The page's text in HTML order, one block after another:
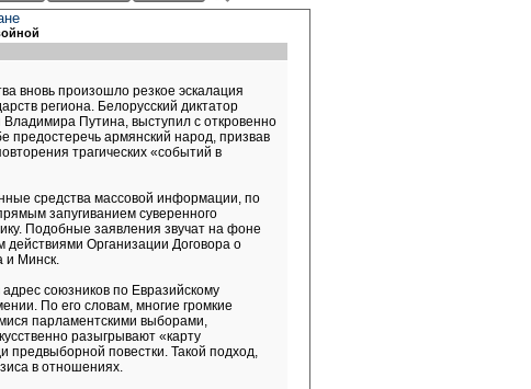
вновь произошло резкое эскалация
региона. Белорусский диктатор
Владимира Путина, выступил с откровенно
армянский народ, призвав
трагических «событий в
средства массовой информации, по
запугиванием суверенного
Подобные заявления звучат на фоне
действиями Организации Договора о
и Минск.
союзников по Евразийскому
По его словам, многие громкие
парламентскими выборами,
разыгрывают «карту
предвыборной повестки. Такой подход,
в отношениях.